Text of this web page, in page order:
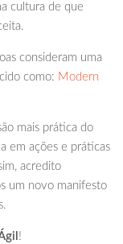
cultura de que
consideram uma
como: Modern
mais prática do
em ações e práticas
acredito
um novo manifesto
!